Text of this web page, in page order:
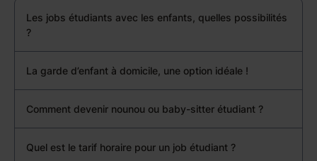
Les jobs étudiants avec les enfants, quelles possibilités
?
La garde d’enfant à domicile, une option idéale !
Comment devenir nounou ou baby-sitter étudiant ?
Quel est le tarif horaire pour un job étudiant ?